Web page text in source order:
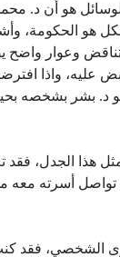
الوسائل هو أن د.
هو الحكومة،
وعوار واضح
عليه، واذا
د. بشر بشخصه
مثل هذا الجدل،
أسرته معه
الشخصي، فقد